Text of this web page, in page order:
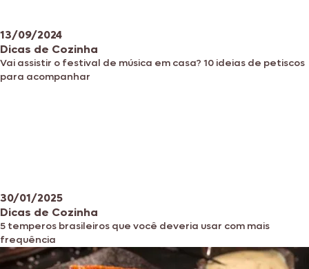
13/09/2024
Dicas de Cozinha
Vai assistir o festival de música em casa? 10 ideias de petiscos
para acompanhar
30/01/2025
Dicas de Cozinha
5 temperos brasileiros que você deveria usar com mais
frequência